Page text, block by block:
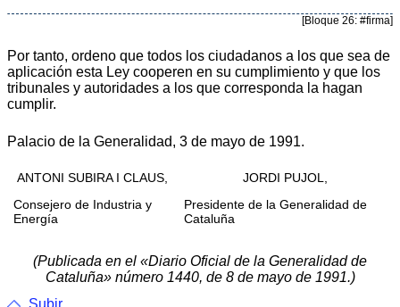
[Bloque 26: #firma]
Por tanto, ordeno que todos los ciudadanos a los que sea de
aplicación esta Ley cooperen en su cumplimiento y que los
tribunales y autoridades a los que corresponda la hagan
cumplir.
Palacio de la Generalidad, 3 de mayo de 1991.
ANTONI SUBIRA I CLAUS,
JORDI PUJOL,
Consejero de Industria y
Energía
Presidente de la Generalidad de
Cataluña
(Publicada en el «Diario Oficial de la Generalidad de
Cataluña» número 1440, de 8 de mayo de 1991.)
Subir